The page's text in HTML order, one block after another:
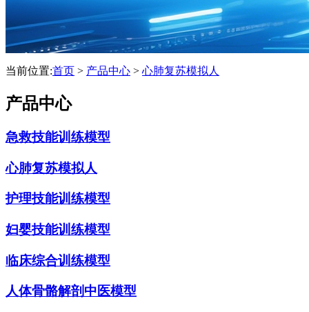
当前位置:首页 > 产品中心 > 心肺复苏模拟人
产品中心
急救技能训练模型
心肺复苏模拟人
护理技能训练模型
妇婴技能训练模型
临床综合训练模型
人体骨骼解剖中医模型